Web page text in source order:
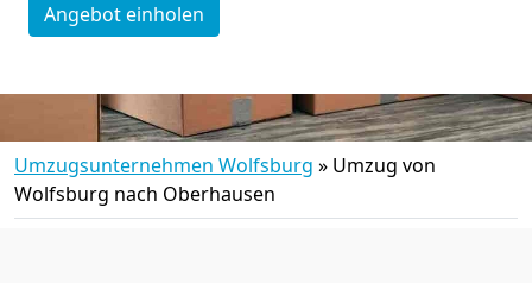
Angebot einholen
Umzugsunternehmen Wolfsburg » Umzug von
Wolfsburg nach Oberhausen